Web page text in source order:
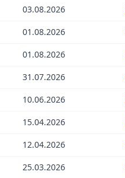
03.08.2026
01.08.2026
01.08.2026
31.07.2026
10.06.2026
15.04.2026
12.04.2026
25.03.2026